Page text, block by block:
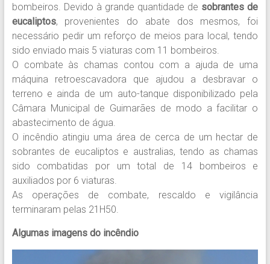
bombeiros. Devido à grande quantidade de sobrantes de
eucaliptos, provenientes do abate dos mesmos, foi
necessário pedir um reforço de meios para local, tendo
sido enviado mais 5 viaturas com 11 bombeiros.
O combate às chamas contou com a ajuda de uma
máquina retroescavadora que ajudou a desbravar o
terreno e ainda de um auto-tanque disponibilizado pela
Câmara Municipal de Guimarães de modo a facilitar o
abastecimento de água.
O incêndio atingiu uma área de cerca de um hectar de
sobrantes de eucaliptos e australias, tendo as chamas
sido combatidas por um total de 14 bombeiros e
auxiliados por 6 viaturas.
As operações de combate, rescaldo e vigilância
terminaram pelas 21H50.
Algumas imagens do incêndio